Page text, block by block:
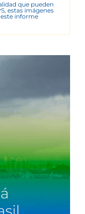
que pueden
estas imágenes
informe